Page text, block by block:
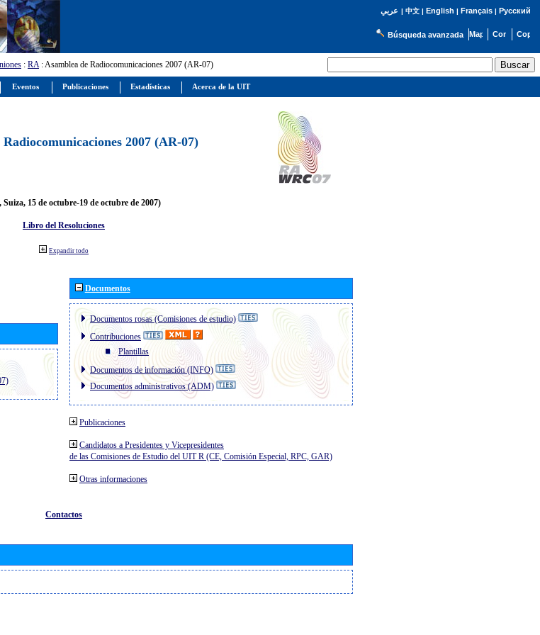
عربي | 中文| English | Français| Русский
Búsqueda avanzada
: RA: Asamblea de Radiocomunicaciones 2007 (AR-07)
Radiocomunicaciones 2007 (AR-07)
Suiza, 15 de octubre-19 de octubre de 2007)
Libro del Resoluciones
Expandir todo
Documentos
Documentos rosas (Comisiones de estudio)
Contribuciones
Plantillas
Documentos de información (INFO)
Documentos administrativos (ADM)
Publicaciones
Candidatos a Presidentes y Vicepresidentes
de las Comisiones de Estudio del UIT R (CE, Comisión Especial, RPC, GAR)
Otras informaciones
Contactos
Eventos Publicaciones Estadísticas Acerca de la UIT